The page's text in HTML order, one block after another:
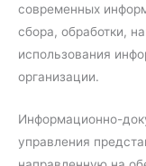
современных
сбора, обработки,
использования
организации.
Информационно-
управления